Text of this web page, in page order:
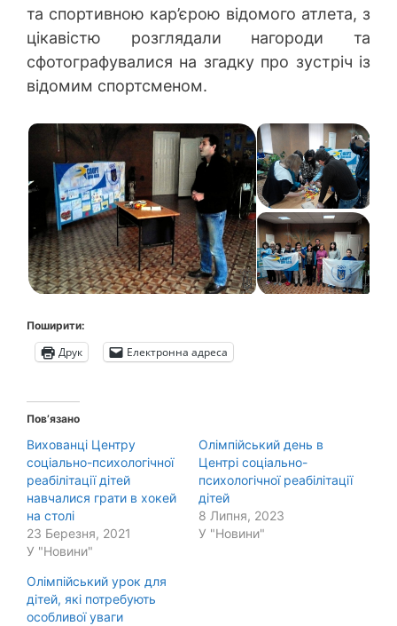
та спортивною кар’єрою відомого атлета, з
цікавістю розглядали нагороди та
сфотографувалися на згадку про зустріч із
відомим спортсменом.
Поширити:
Друк Електронна адреса
Пов’язано
Вихованці Центру
соціально-психологічної
реабілітації дітей
навчалися грати в хокей
на столі
23 Березня, 2021
У "Новини"
Олімпійський день в
Центрі соціально-
психологічної реабілітації
дітей
8 Липня, 2023
У "Новини"
Олімпійський урок для
дітей, які потребують
особливої уваги